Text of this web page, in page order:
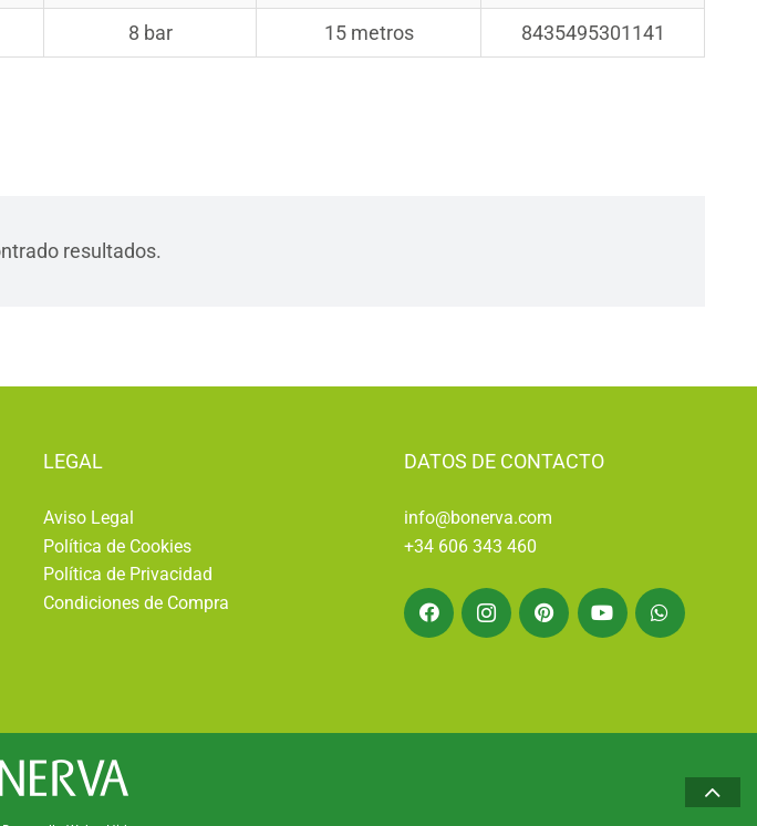
8 bar 15 metros 8435495301141
resultados.
LEGAL
Aviso Legal
Política de Cookies
Política de Privacidad
Condiciones de Compra
DATOS DE CONTACTO
info@bonerva.com
+34 606 343 460